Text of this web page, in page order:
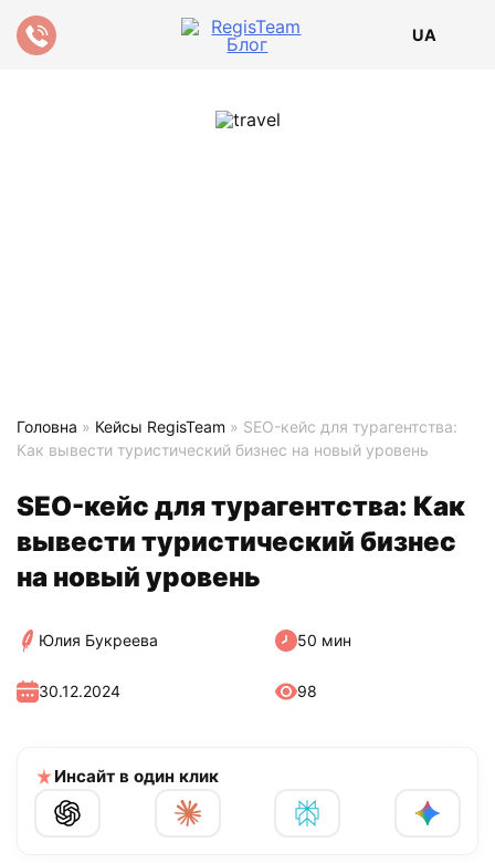
UA
Головна » Кейсы RegisTeam » SEO-кейс для турагентства:
Как вывести туристический бизнес на новый уровень
SEO-кейс для турагентства: Как
вывести туристический бизнес
на новый уровень
Юлия Букреева 50 мин
98
30.12.2024
Инсайт в один клик